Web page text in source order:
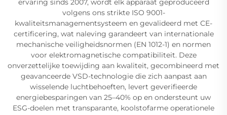
ervaring sinds 2007, wordt elk apparaat geproduceerd
volgens ons strikte ISO 9001-
kwaliteitsmanagementsysteem en gevalideerd met CE-
certificering, wat naleving garandeert van internationale
mechanische veiligheidsnormen (EN 1012-1) en normen
voor elektromagnetische compatibiliteit. Deze
onverzettelijke toewijding aan kwaliteit, gecombineerd met
geavanceerde VSD-technologie die zich aanpast aan
wisselende luchtbehoeften, levert geverifieerde
energiebesparingen van 25–40% op en ondersteunt uw
ESG-doelen met transparante, koolstofarme operationele